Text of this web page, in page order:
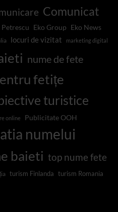
Comunicat
Eko Group Eko News
locuri de vizitat marketing digital
nume de fete
fetițe
turistice
online Publicitate OOH
numelui
baieti top nume fete
turism Finlanda turism Romania